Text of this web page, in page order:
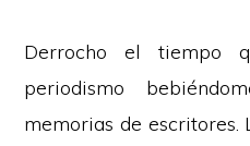
Derrocho el tiempo
periodismo
memorias de escritores.